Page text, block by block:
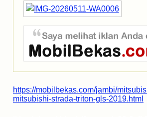
https://mobilbekas.com/jambi/
mitsubishi-strada-triton-gls-2019.html